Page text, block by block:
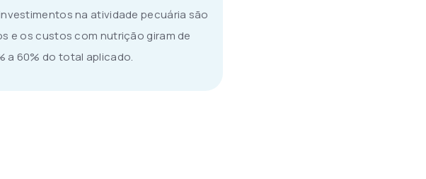
na atividade pecuária são
e os custos com nutrição giram de
a 60% do total aplicado.